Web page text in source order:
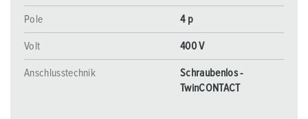
Pole 4 p
Volt 400 V
Anschlusstechnik
Schraubenlos -
TwinCONTACT